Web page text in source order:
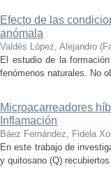
Efecto de las
anómala
Valdés López, Alejandro (
El estudio de la
fenómenos naturales. No
Microacarreadores
Inflamación
Báez Fernández, Fidela
En este trabajo de
y quitosano (Q)